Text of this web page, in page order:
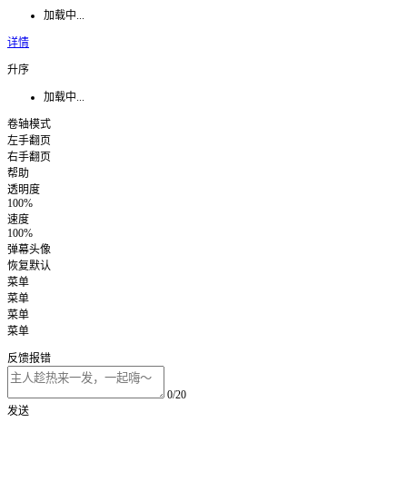
加载中...
详情
升序
加载中...
卷轴模式
左手翻页
右手翻页
帮助
透明度
100%
速度
100%
弹幕头像
恢复默认
菜单
菜单
菜单
菜单
反馈报错
0/20
发送